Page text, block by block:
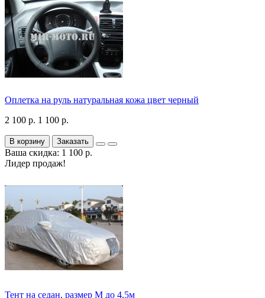
Оплетка на руль натуральная кожа цвет черный
2 100 р. 1 100 р.
В корзину Заказать
Ваша скидка: 1 100 р.
Лидер продаж!
Тент на седан, размер М до 4,5м